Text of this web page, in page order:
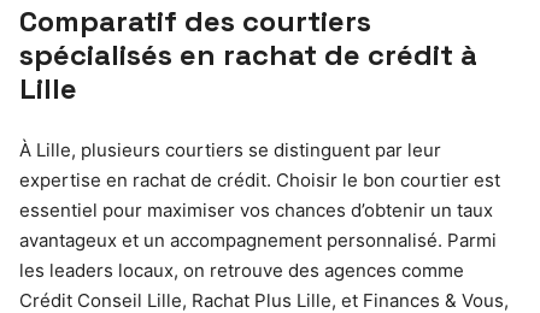
Comparatif des courtiers
spécialisés en rachat de crédit à
Lille
À Lille, plusieurs courtiers se distinguent par leur
expertise en rachat de crédit. Choisir le bon courtier est
essentiel pour maximiser vos chances d’obtenir un taux
avantageux et un accompagnement personnalisé. Parmi
les leaders locaux, on retrouve des agences comme
Crédit Conseil Lille, Rachat Plus Lille, et Finances & Vous,